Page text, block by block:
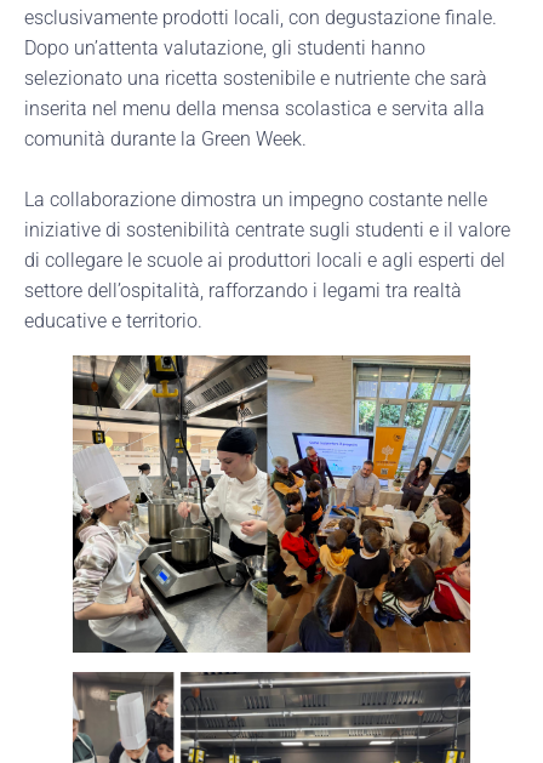
esclusivamente prodotti locali, con degustazione finale.
Dopo un’attenta valutazione, gli studenti hanno
selezionato una ricetta sostenibile e nutriente che sarà
inserita nel menu della mensa scolastica e servita alla
comunità durante la Green Week.
La collaborazione dimostra un impegno costante nelle
iniziative di sostenibilità centrate sugli studenti e il valore
di collegare le scuole ai produttori locali e agli esperti del
settore dell’ospitalità, rafforzando i legami tra realtà
educative e territorio.